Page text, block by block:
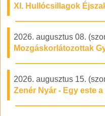
XI. Hullócsillagok
2026. augusztus 08.
Mozgáskorlátozottak
2026. augusztus 15.
Zenér Nyár - Egy este